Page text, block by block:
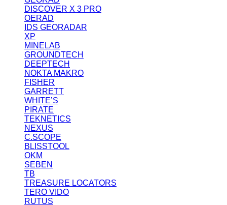
DISCOVER X 3 PRO
OERAD
IDS GEORADAR
XP
MINELAB
GROUNDTECH
DEEPTECH
NOKTA MAKRO
FISHER
GARRETT
WHITE’S
PIRATE
TEKNETICS
NEXUS
C.SCOPE
BLISSTOOL
OKM
SEBEN
TB
TREASURE LOCATORS
TERO VIDO
RUTUS